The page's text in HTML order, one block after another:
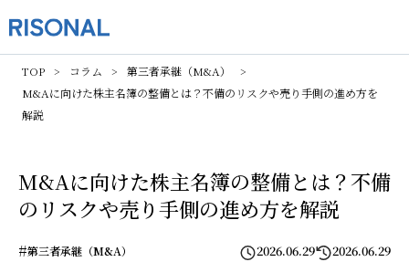
TOP コラム
第三者承継（M&A）
M&Aに向けた株主名簿の整備とは？不備のリスクや売り手側の進め方を
解説
M&Aに向けた株主名簿の整備とは？不備
のリスクや売り手側の進め方を解説
#第三者承継（M&A） 2026.06.29 2026.06.29